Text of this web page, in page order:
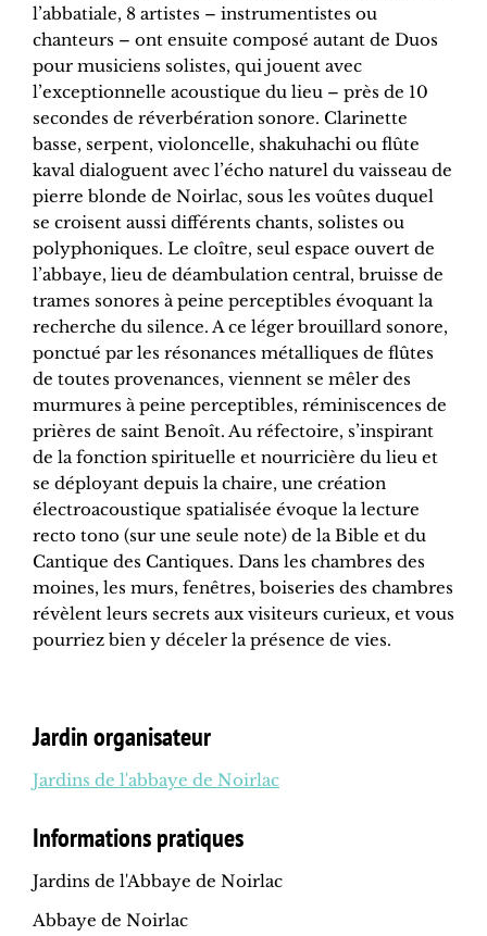
l’abbatiale, 8 artistes – instrumentistes ou
chanteurs – ont ensuite composé autant de Duos
pour musiciens solistes, qui jouent avec
l’exceptionnelle acoustique du lieu – près de 10
secondes de réverbération sonore. Clarinette
basse, serpent, violoncelle, shakuhachi ou flûte
kaval dialoguent avec l’écho naturel du vaisseau de
pierre blonde de Noirlac, sous les voûtes duquel
se croisent aussi différents chants, solistes ou
polyphoniques. Le cloître, seul espace ouvert de
l’abbaye, lieu de déambulation central, bruisse de
trames sonores à peine perceptibles évoquant la
recherche du silence. A ce léger brouillard sonore,
ponctué par les résonances métalliques de flûtes
de toutes provenances, viennent se mêler des
murmures à peine perceptibles, réminiscences de
prières de saint Benoît. Au réfectoire, s’inspirant
de la fonction spirituelle et nourricière du lieu et
se déployant depuis la chaire, une création
électroacoustique spatialisée évoque la lecture
recto tono (sur une seule note) de la Bible et du
Cantique des Cantiques. Dans les chambres des
moines, les murs, fenêtres, boiseries des chambres
révèlent leurs secrets aux visiteurs curieux, et vous
pourriez bien y déceler la présence de vies.
Jardin organisateur
Jardins de l'abbaye de Noirlac
Informations pratiques
Jardins de l'Abbaye de Noirlac
Abbaye de Noirlac